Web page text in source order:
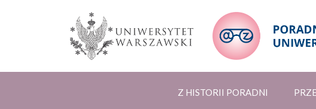
Z HISTORII PORADNI